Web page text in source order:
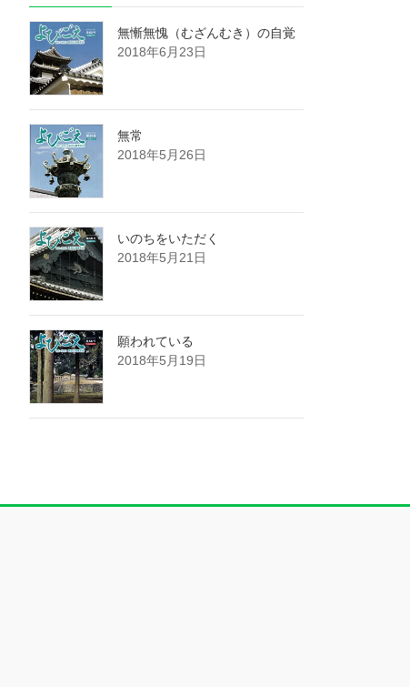
無慚無愧（むざんむき）の自覚
2018年6月23日
無常
2018年5月26日
いのちをいただく
2018年5月21日
願われている
2018年5月19日